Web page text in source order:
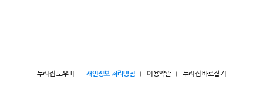
누리집 도우미 개인정보 처리방침 이용약관 누리집 바로잡기